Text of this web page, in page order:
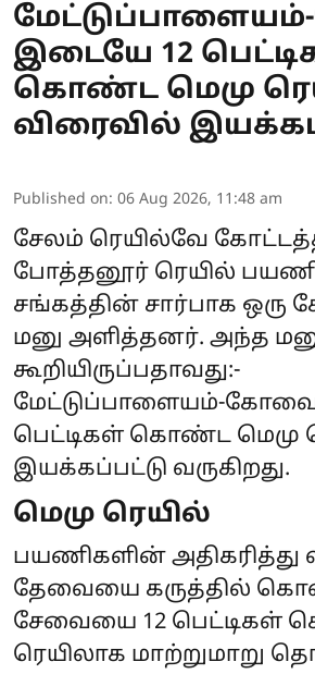
இடையே 12
கொண்ட மெமு
விரைவில்
Published on: 06 Aug 2026, 11:48 am
சேலம் ரெயில்வே
போத்தனூர் ரெயில்
சங்கத்தின் சார்பாக ஒரு
மனு அளித்தனர். அந்த
கூறியிருப்பதாவது:-
மேட்டுப்பாளையம்-
பெட்டிகள் கொண்ட மெமு
இயக்கப்பட்டு வருகிறது.
மெமு ரெயில்
பயணிகளின் அதிகரித்து
தேவையை கருத்தில்
சேவையை 12 பெட்டிகள்
ரெயிலாக மாற்றுமாறு